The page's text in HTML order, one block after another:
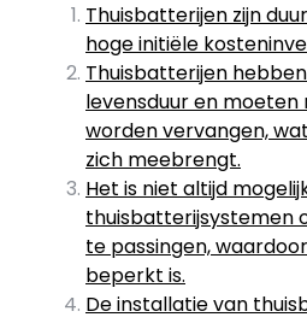
Thuisbatterijen zijn
hoge initiële
Thuisbatterijen
levensduur en
worden vervangen,
zich meebrengt.
Het is niet altijd
thuisbatterijsystemen
te passingen,
beperkt is.
De installatie van